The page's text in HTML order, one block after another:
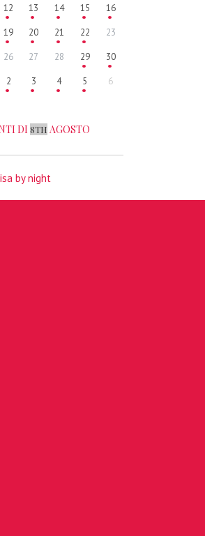
12 13 14 15 16
19 20 21 22 23
26 27 28 29 30
2 3 4 5 6
DI 8TH AGOSTO
by night